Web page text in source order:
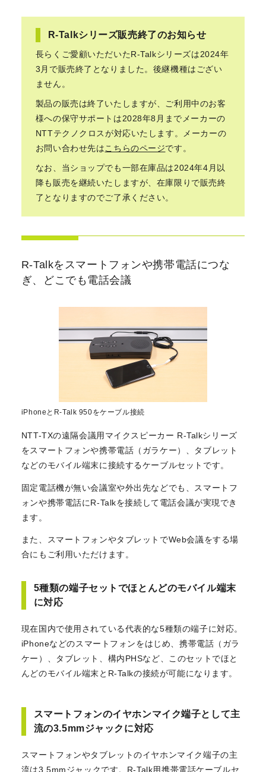
R-Talkシリーズ販売終了のお知らせ
長らくご愛顧いただいたR-Talkシリーズは2024年
3月で販売終了となりました。後継機種はござい
ません。
製品の販売は終了いたしますが、ご利用中のお客
様への保守サポートは2028年8月までメーカーの
NTTテクノクロスが対応いたします。メーカーの
お問い合わせ先はこちらのページです。
なお、当ショップでも一部在庫品は2024年4月以
降も販売を継続いたしますが、在庫限りで販売終
了となりますのでご了承ください。
R-Talkをスマートフォンや携帯電話につな
ぎ、どこでも電話会議
iPhoneとR-Talk 950をケーブル接続
NTT-TXの遠隔会議用マイクスピーカー R-Talkシリーズ
をスマートフォンや携帯電話（ガラケー）、タブレット
などのモバイル端末に接続するケーブルセットです。
固定電話機が無い会議室や外出先などでも、スマートフ
ォンや携帯電話にR-Talkを接続して電話会議が実現でき
ます。
また、スマートフォンやタブレットでWeb会議をする場
合にもご利用いただけます。
5種類の端子セットでほとんどのモバイル端末
に対応
現在国内で使用されている代表的な5種類の端子に対応。
iPhoneなどのスマートフォンをはじめ、携帯電話（ガラ
ケー）、タブレット、構内PHSなど、このセットでほと
んどのモバイル端末とR-Talkの接続が可能になります。
スマートフォンのイヤホンマイク端子として主
流の3.5mmジャックに対応
スマートフォンやタブレットのイヤホンマイク端子の主
流は3.5mmジャックです。R-Talk用携帯電話ケーブルセ